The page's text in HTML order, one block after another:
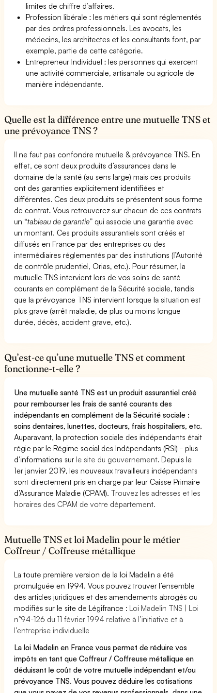
limites de chiffre d’affaires.
Profession libérale : les métiers qui sont réglementés
par des ordres professionnels. Les avocats, les
médecins, les architectes et les consultants font, par
exemple, partie de cette catégorie.
Entrepreneur Individuel : les personnes qui exercent
une activité commerciale, artisanale ou agricole de
manière indépendante.
Quelle est la différence entre une mutuelle TNS et
une prévoyance TNS ?
Il ne faut pas confondre mutuelle & prévoyance TNS. En
effet, ce sont deux produits d’assurances dans le
domaine de la santé (au sens large) mais ces produits
ont des garanties explicitement identifiées et
différentes. Ces deux produits se présentent sous forme
de contrat. Vous retrouverez sur chacun de ces contrats
un “tableau de garantie” qui associe une garantie avec
un montant. Ces produits assurantiels sont créés et
diffusés en France par des entreprises ou des
intermédiaires réglementés par des institutions (l’Autorité
de contrôle prudentiel, Orias, etc.). Pour résumer, la
mutuelle TNS intervient lors de vos soins de santé
courants en complément de la Sécurité sociale, tandis
que la prévoyance TNS intervient lorsque la situation est
plus grave (arrêt maladie, de plus ou moins longue
durée, décès, accident grave, etc.).
Qu’est-ce qu’une mutuelle TNS et comment
fonctionne-t-elle ?
Une mutuelle santé TNS est un produit assurantiel créé
pour rembourser les frais de santé courants des
indépendants en complément de la Sécurité sociale :
soins dentaires, lunettes, docteurs, frais hospitaliers, etc.
Auparavant, la protection sociale des indépendants était
régie par le Régime social des Indépendants (RSI) - plus
d’informations surle site du gouvernement. Depuis le
1er janvier 2019, les nouveaux travailleurs indépendants
sont directement pris en charge par leur Caisse Primaire
d’Assurance Maladie (CPAM). Trouvez les adresses et les
horaires des CPAM de votre département.
Mutuelle TNS et loi Madelin pour le métier
Coffreur / Coffreuse métallique
La toute première version de la loi Madelin a été
promulguée en 1994. Vous pouvez trouver l’ensemble
des articles juridiques et des amendements abrogés ou
modifiés sur le site de Légifrance :Loi Madelin TNS | Loi
n°94-126 du 11 février 1994 relative à l’initiative et à
l’entreprise individuelle
La loi Madelin en France vous permet de réduire vos
impôts en tant que Coffreur / Coffreuse métallique en
déduisant le coût de votre mutuelle indépendant et/ou
prévoyance TNS. Vous pouvez déduire les cotisations